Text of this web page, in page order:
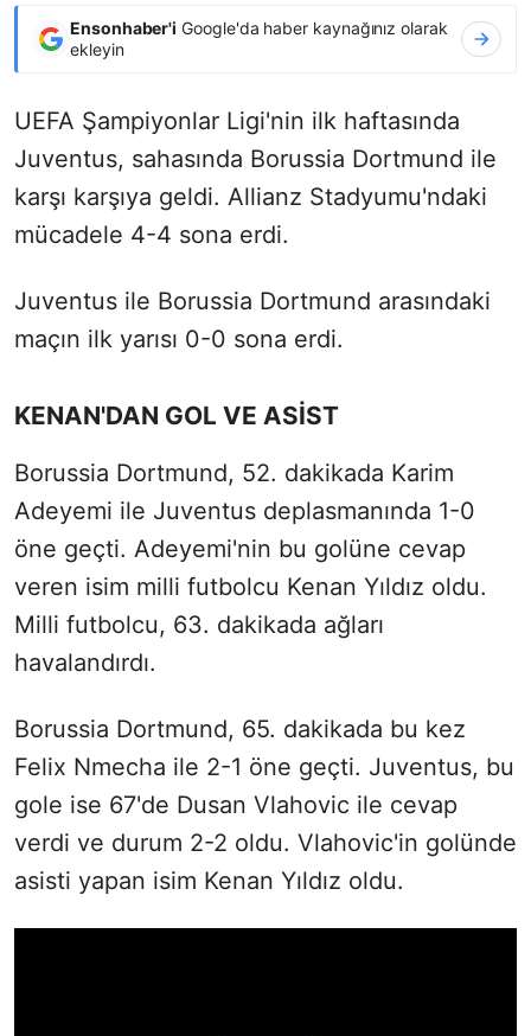
Ensonhaber'i Google'da haber kaynağınız olarak
ekleyin
UEFA Şampiyonlar Ligi'nin ilk haftasında
Juventus, sahasında Borussia Dortmund ile
karşı karşıya geldi. Allianz Stadyumu'ndaki
mücadele 4-4 sona erdi.
Juventus ile Borussia Dortmund arasındaki
maçın ilk yarısı 0-0 sona erdi.
KENAN'DAN GOL VE ASİST
Borussia Dortmund, 52. dakikada Karim
Adeyemi ile Juventus deplasmanında 1-0
öne geçti. Adeyemi'nin bu golüne cevap
veren isim milli futbolcu Kenan Yıldız oldu.
Milli futbolcu, 63. dakikada ağları
havalandırdı.
Borussia Dortmund, 65. dakikada bu kez
Felix Nmecha ile 2-1 öne geçti. Juventus, bu
gole ise 67'de Dusan Vlahovic ile cevap
verdi ve durum 2-2 oldu. Vlahovic'in golünde
asisti yapan isim Kenan Yıldız oldu.